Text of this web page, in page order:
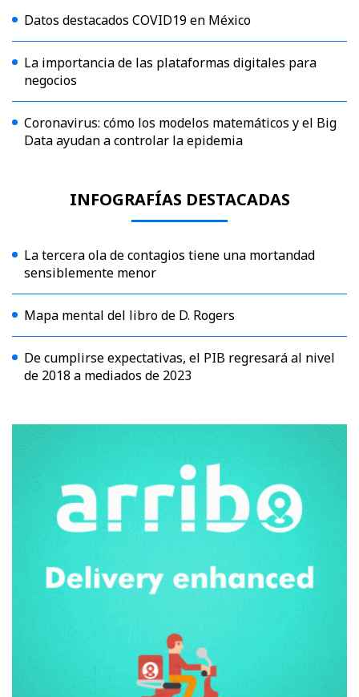
Datos destacados COVID19 en México
La importancia de las plataformas digitales para
negocios
Coronavirus: cómo los modelos matemáticos y el Big
Data ayudan a controlar la epidemia
INFOGRAFÍAS DESTACADAS
La tercera ola de contagios tiene una mortandad
sensiblemente menor
Mapa mental del libro de D. Rogers
De cumplirse expectativas, el PIB regresará al nivel
de 2018 a mediados de 2023